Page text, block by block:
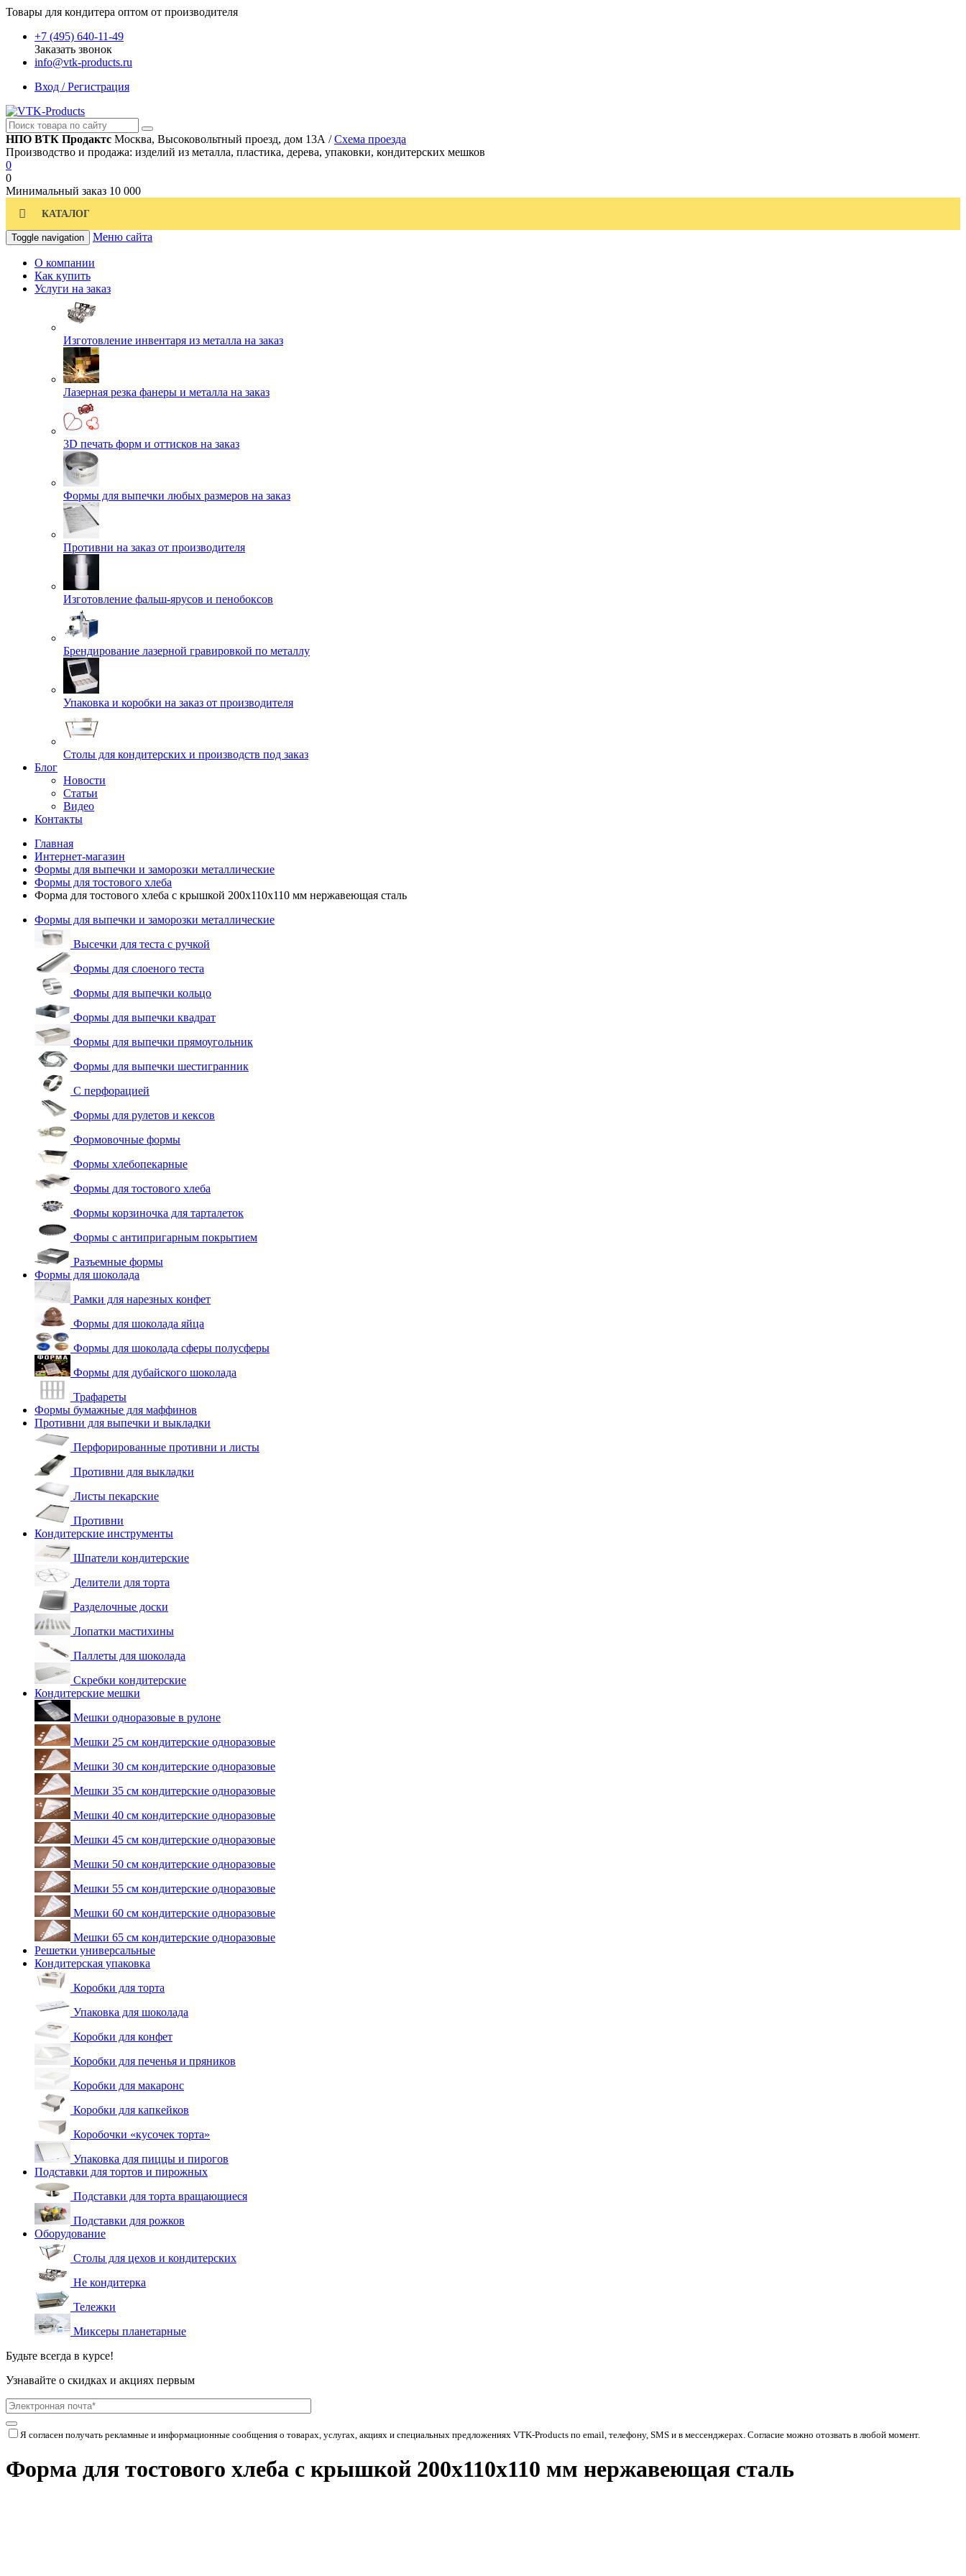
Товары для кондитера оптом от производителя
+7 (495) 640-11-49
Заказать звонок
info@vtk-products.ru
Вход / Регистрация
НПО ВТК Продактс Москва, Высоковольтный проезд, дом 13А /Схема проезда
Производство и продажа: изделий из металла, пластика, дерева, упаковки, кондитерских мешков
0
0
Минимальный заказ 10 000
КАТАЛОГ
Toggle navigation Меню сайта
О компании
Как купить
Услуги на заказ
Изготовление инвентаря из металла на заказ
Лазерная резка фанеры и металла на заказ
3D печать форм и оттисков на заказ
Формы для выпечки любых размеров на заказ
Противни на заказ от производителя
Изготовление фальш-ярусов и пенобоксов
Брендирование лазерной гравировкой по металлу
Упаковка и коробки на заказ от производителя
Cтолы для кондитерских и производств под заказ
Блог
Новости
Статьи
Видео
Контакты
Главная
Интернет-магазин
Формы для выпечки и заморозки металлические
Формы для тостового хлеба
Форма для тостового хлеба с крышкой 200х110х110 мм нержавеющая сталь
Формы для выпечки и заморозки металлические
Высечки для теста с ручкой
Формы для слоеного теста
Формы для выпечки кольцо
Формы для выпечки квадрат
Формы для выпечки прямоугольник
Формы для выпечки шестигранник
С перфорацией
Формы для рулетов и кексов
Формовочные формы
Формы хлебопекарные
Формы для тостового хлеба
Формы корзиночка для тарталеток
Формы с антипригарным покрытием
Разъемные формы
Формы для шоколада
Рамки для нарезных конфет
Формы для шоколада яйца
Формы для шоколада сферы полусферы
Формы для дубайского шоколада
Трафареты
Формы бумажные для маффинов
Противни для выпечки и выкладки
Перфорированные противни и листы
Противни для выкладки
Листы пекарские
Противни
Кондитерские инструменты
Шпатели кондитерские
Делители для торта
Разделочные доски
Лопатки мастихины
Паллеты для шоколада
Скребки кондитерские
Кондитерские мешки
Мешки одноразовые в рулоне
Мешки 25 см кондитерские одноразовые
Мешки 30 см кондитерские одноразовые
Мешки 35 см кондитерские одноразовые
Мешки 40 см кондитерские одноразовые
Мешки 45 см кондитерские одноразовые
Мешки 50 см кондитерские одноразовые
Мешки 55 см кондитерские одноразовые
Мешки 60 см кондитерские одноразовые
Мешки 65 см кондитерские одноразовые
Решетки универсальные
Кондитерская упаковка
Коробки для торта
Упаковка для шоколада
Коробки для конфет
Коробки для печенья и пряников
Коробки для макаронс
Коробки для капкейков
Коробочки «кусочек торта»
Упаковка для пиццы и пирогов
Подставки для тортов и пирожных
Подставки для торта вращающиеся
Подставки для рожков
Оборудование
Столы для цехов и кондитерских
Не кондитерка
Тележки
Миксеры планетарные
Будьте всегда в курсе!
Узнавайте о скидках и акциях первым
Я согласен получать рекламные и информационные сообщения о товарах, услугах, акциях и специальных предложениях VTK-Products по email, телефону, SMS и в мессенджерах. Согласие можно отозвать в любой момент.
Форма для тостового хлеба с крышкой 200х110х110 мм нержавеющая сталь